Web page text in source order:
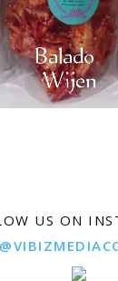
US ON